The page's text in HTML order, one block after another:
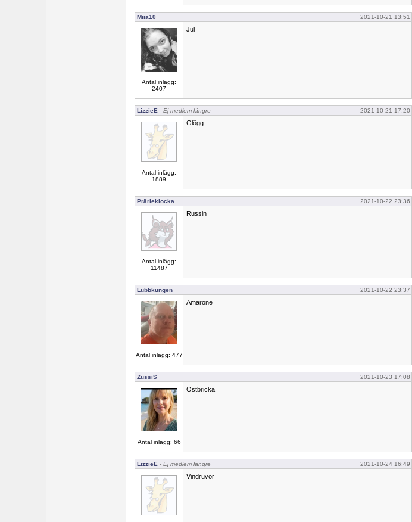
Miia10 2021-10-21 13:51
Antal inlägg:
2407
Jul
LizzieE - Ej medlem längre 2021-10-21 17:20
Antal inlägg:
1889
Glögg
Prärieklocka 2021-10-22 23:36
Antal inlägg:
11487
Russin
Lubbkungen 2021-10-22 23:37
Antal inlägg: 477
Amarone
ZussiS 2021-10-23 17:08
Antal inlägg: 66
Ostbricka
LizzieE - Ej medlem längre 2021-10-24 16:49
Vindruvor